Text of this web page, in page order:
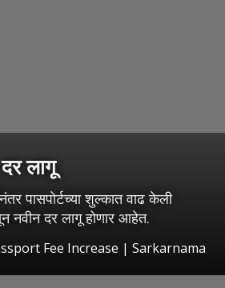
लागू
पासपोर्टच्या शुल्कात वाढ केली
नवीन दर लागू होणार आहेत.
Fee Increase | Sarkarnama